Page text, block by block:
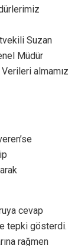
Suzan
Müdür
almamız
cevap
tepki gösterdi.
rağmen